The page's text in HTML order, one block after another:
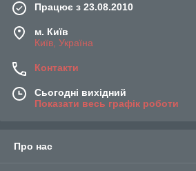
Працює з 23.08.2010
м. Київ
Київ, Україна
Контакти
Сьогодні вихідний
Показати весь графік роботи
Про нас